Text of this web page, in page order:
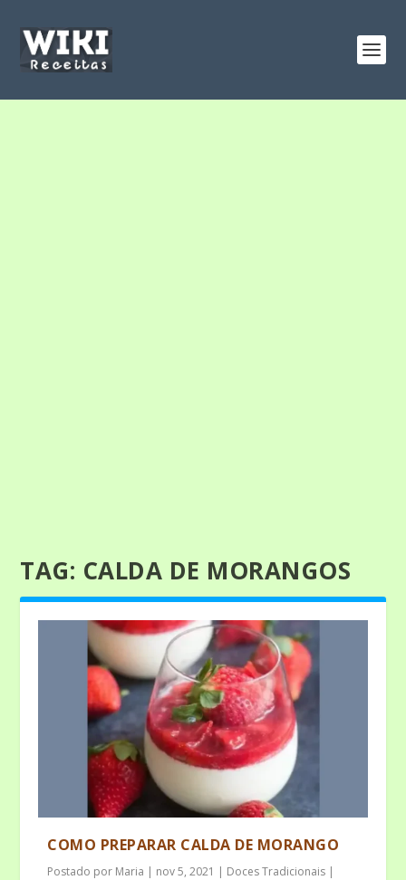
TAG: CALDA DE MORANGOS
COMO PREPARAR CALDA DE MORANGO
Postado por Maria | nov 5, 2021 | Doces Tradicionais |